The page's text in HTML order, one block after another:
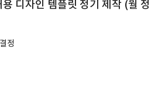
디자인 템플릿 정기 제작 (월 정
정